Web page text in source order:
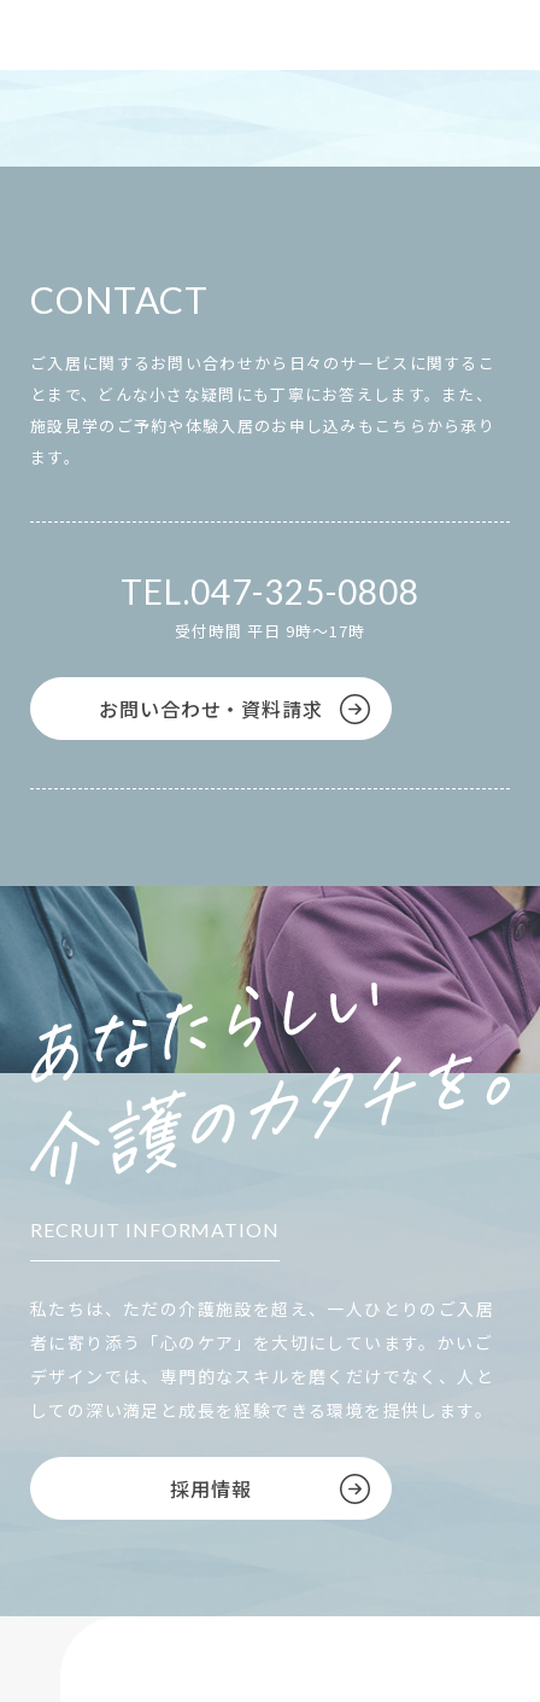
CONTACT
ご入居に関するお問い合わせから日々のサービスに関するこ
とまで、どんな小さな疑問にも丁寧にお答えします。また、
施設見学のご予約や体験入居のお申し込みもこちらから承り
ます。
047-325-0808
受付時間 平日 9時～17時
お問い合わせ・資料請求
RECRUIT INFORMATION
私たちは、ただの介護施設を超え、一人ひとりのご入居
者に寄り添う「心のケア」を大切にしています。かいご
デザインでは、専門的なスキルを磨くだけでなく、人と
しての深い満足と成長を経験できる環境を提供します。
採用情報